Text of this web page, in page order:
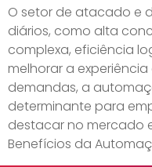
O setor de atacado e
diários, como alta
complexa, eficiência
melhorar a experiência
demandas, a
determinante para
destacar no mercado
Benefícios da